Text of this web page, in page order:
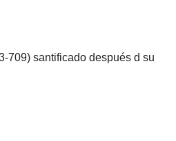
709) santificado después d su